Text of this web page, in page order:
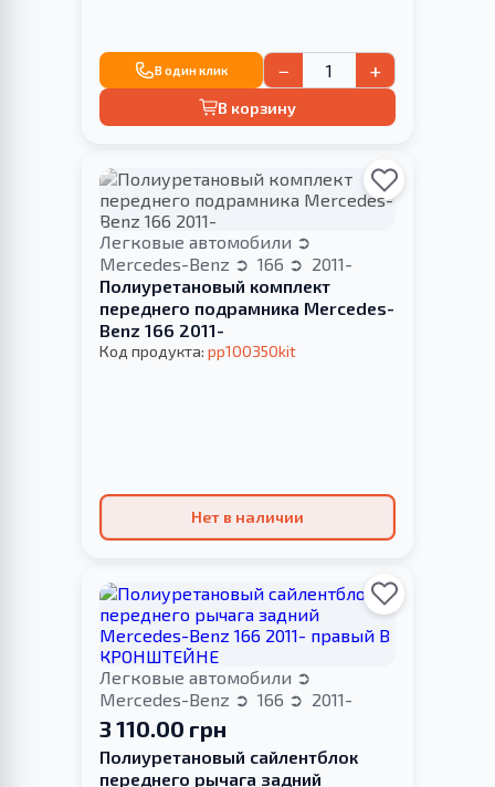
В один клик − +
В корзину
Легковые автомобили
Mercedes-Benz
166
2011-
Полиуретановый комплект
переднего подрамника Mercedes-
Benz 166 2011-
Код продукта: pp100350kit
Нет в наличии
Легковые автомобили
Mercedes-Benz
166 2011-
3 110.00 грн
Полиуретановый сайлентблок
переднего рычага задний